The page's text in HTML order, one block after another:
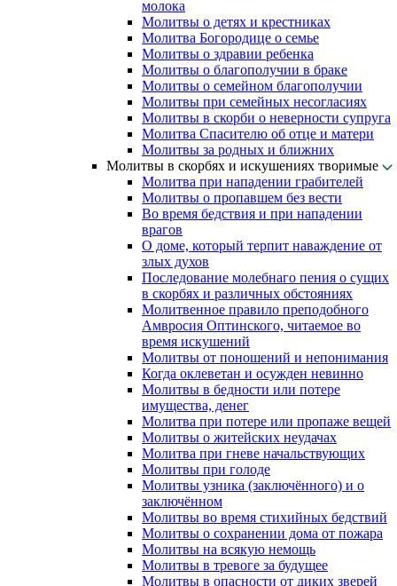
молока
Молитвы о детях и крестниках
Молитва Богородице о семье
Молитвы о здравии ребенка
Молитвы о благополучии в браке
Молитвы о семейном благополучии
Молитвы при семейных несогласиях
Молитвы в скорби о неверности супруга
Молитва Спасителю об отце и матери
Молитвы за родных и ближних
Молитвы в скорбях и искушениях творимые
Молитва при нападении грабителей
Молитвы о пропавшем без вести
Во время бедствия и при нападении
врагов
О доме, который терпит наваждение от
злых духов
Последование молебнаго пения о сущих
в скорбях и различных обстояниях
Молитвенное правило преподобного
Амвросия Оптинского, читаемое во
время искушений
Молитвы от поношений и непонимания
Когда оклеветан и осужден невинно
Молитвы в бедности или потере
имущества, денег
Молитва при потере или пропаже вещей
Молитвы о житейских неудачах
Молитва при гневе начальствующих
Молитвы при голоде
Молитвы узника (заключённого) и о
заключённом
Молитвы во время стихийных бедствий
Молитвы о сохранении дома от пожара
Молитвы на всякую немощь
Молитвы в тревоге за будущее
Молитвы в опасности от диких зверей